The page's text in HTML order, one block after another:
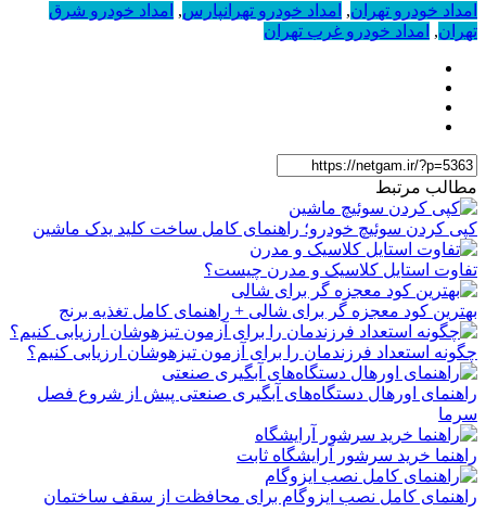
امداد خودرو تهران, امداد خودرو تهرانپارس, امداد خودرو شرق
تهران, امداد خودرو غرب تهران
مطالب مرتبط
کپی کردن سوئیچ خودرو؛ راهنمای کامل ساخت کلید یدک ماشین
تفاوت استایل کلاسیک و مدرن چیست؟
بهترین کود معجزه گر برای شالی + راهنمای کامل تغذیه برنج
چگونه استعداد فرزندمان را برای آزمون تیزهوشان ارزیابی کنیم؟
راهنمای اورهال دستگاه‌های آبگیری صنعتی پیش از شروع فصل
سرما
راهنما خرید سرشور آرایشگاه ثابت
راهنمای کامل نصب ایزوگام برای محافظت از سقف ساختمان